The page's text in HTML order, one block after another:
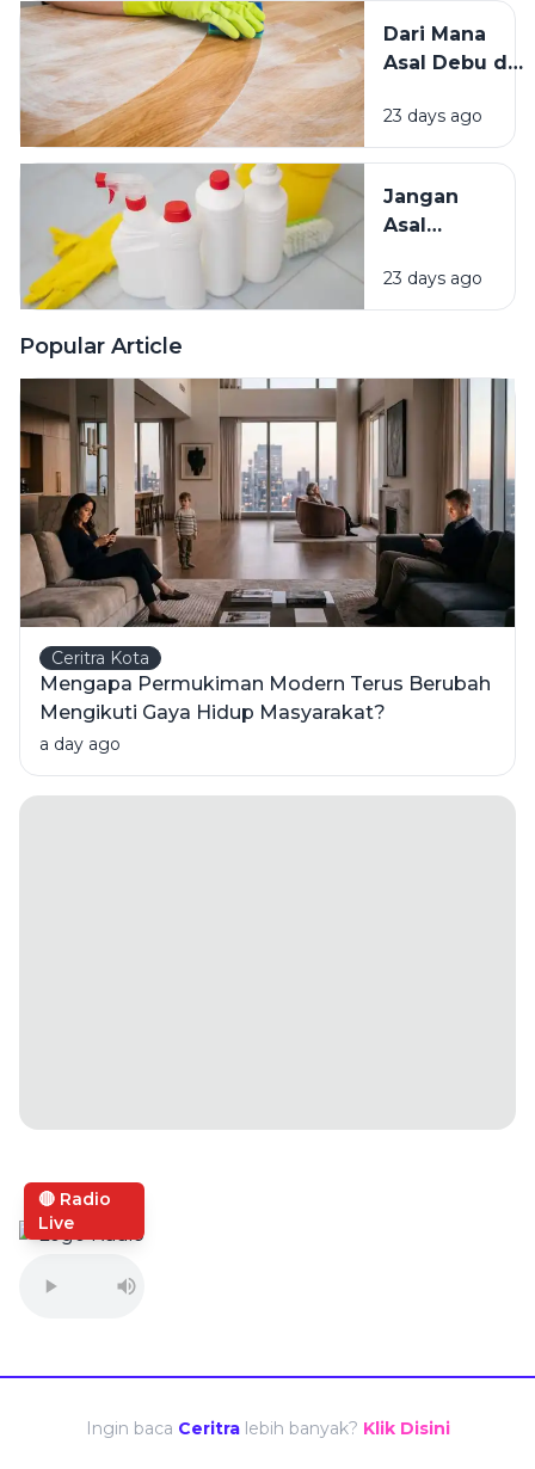
Hama
Lainnya Ke
Dari Mana
Asal Debu di
Kenali
Penyebab
Mengatasinya
23 days ago
Jangan
Asal
Bahan
Pembersih
23 days ago
Popular Article
Ceritra Kota
Mengapa Permukiman Modern Terus Berubah
Mengikuti Gaya Hidup Masyarakat?
a day ago
🔴 Radio
Live
Ingin baca Ceritra lebih banyak? Klik Disini